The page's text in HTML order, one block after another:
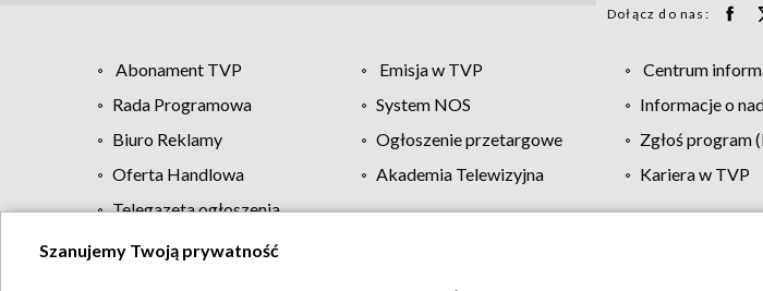
Dołącz do nas:
Abonament TVP Emisja w TVP Centrum
Rada Programowa
System NOS Informacje o
Biuro Reklamy
Ogłoszenie przetargowe Zgłoś program
Oferta Handlowa
Akademia Telewizyjna Kariera w TVP
Telegazeta ogłoszenia
Szanujemy Twoją prywatność